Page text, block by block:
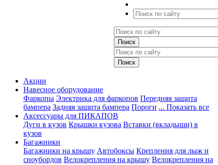
Акции
Навесное оборудование
Фаркопы Электрика для фаркопов Передняя защита
бампера Задняя защита бампера Пороги ... Показать все
Аксессуары для ПИКАПОВ
Дуги в кузов Крышки кузова Вставки (вкладыши) в
кузов
Багажники
Багажники на крышу Автобоксы Крепления для лыж и
сноубордов Велокрепления на крышу Велокрепления на